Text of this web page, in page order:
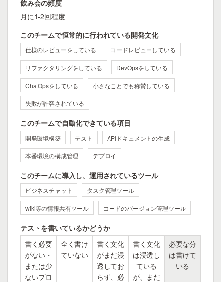
飲み会の頻度
月に1-2回程度
このチームで恒常的に行われている開発文化
仕様のレビューをしている コードレビューしている
リファクタリングをしている DevOpsをしている
ChatOpsをしている 小さなことでも称賛している
失敗が許容されている
このチームで自動化できている項目
開発環境構築 テスト APIドキュメントの生成
本番環境の構成管理 デプロイ
このチームに導入し、運用されているツール
ビジネスチャット タスク管理ツール
wiki等の情報共有ツール コードのバージョン管理ツール
テストを書いているかどうか
書く必要
がない・
または少
ないプロ
全く書け
ていない
書く文化
がまだ浸
透してお
らず、必
書く文化
は浸透し
ている
が、まだ
必要な分
は書けて
いる